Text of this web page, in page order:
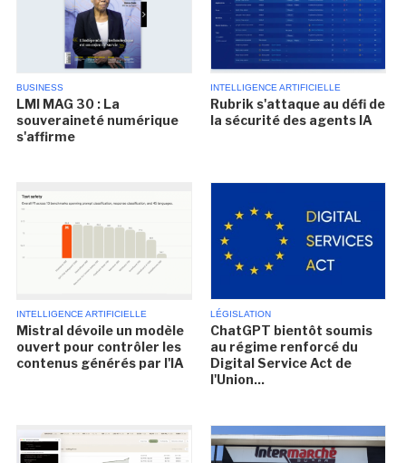
BUSINESS
LMI MAG 30 : La
souveraineté numérique
s'affirme
INTELLIGENCE ARTIFICIELLE
Rubrik s'attaque au défi de
la sécurité des agents IA
INTELLIGENCE ARTIFICIELLE
Mistral dévoile un modèle
ouvert pour contrôler les
contenus générés par l'IA
LÉGISLATION
ChatGPT bientôt soumis
au régime renforcé du
Digital Service Act de
l'Union...